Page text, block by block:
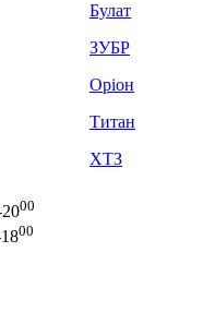
Булат
ЗУБР
Оріон
Титан
ХТЗ
00
00